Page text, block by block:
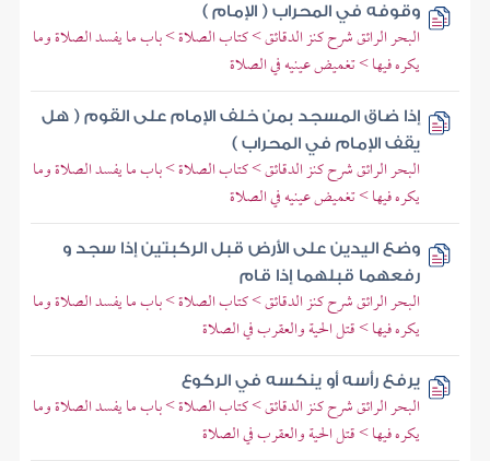
وقوفه في المحراب ( الإمام )
البحر الرائق شرح كنز الدقائق > كتاب الصلاة > باب ما يفسد الصلاة وما
يكره فيها > تغميض عينيه في الصلاة
إذا ضاق المسجد بمن خلف الإمام على القوم ( هل
يقف الإمام في المحراب )
البحر الرائق شرح كنز الدقائق > كتاب الصلاة > باب ما يفسد الصلاة وما
يكره فيها > تغميض عينيه في الصلاة
وضع اليدين على الأرض قبل الركبتين إذا سجد و
رفعهما قبلهما إذا قام
البحر الرائق شرح كنز الدقائق > كتاب الصلاة > باب ما يفسد الصلاة وما
يكره فيها > قتل الحية والعقرب في الصلاة
يرفع رأسه أو ينكسه في الركوع
البحر الرائق شرح كنز الدقائق > كتاب الصلاة > باب ما يفسد الصلاة وما
يكره فيها > قتل الحية والعقرب في الصلاة